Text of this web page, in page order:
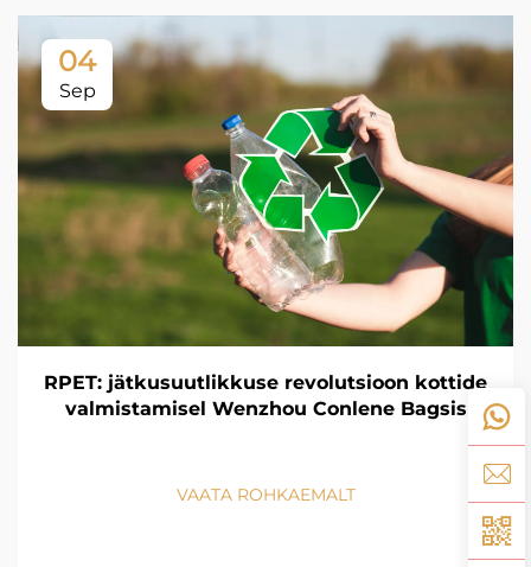
04
Sep
RPET: jätkusuutlikkuse revolutsioon kottide
valmistamisel Wenzhou Conlene Bagsis
VAATA ROHKAEMALT